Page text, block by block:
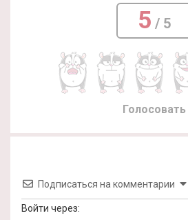
5 / 5
Голосовать
Подписаться на комментарии
Войти через: